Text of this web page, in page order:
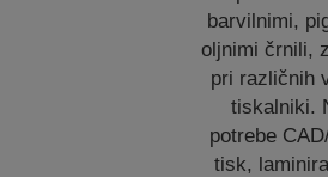
barvilnimi,
oljnimi črnili,
pri različnih
tiskalniki.
potrebe
tisk,